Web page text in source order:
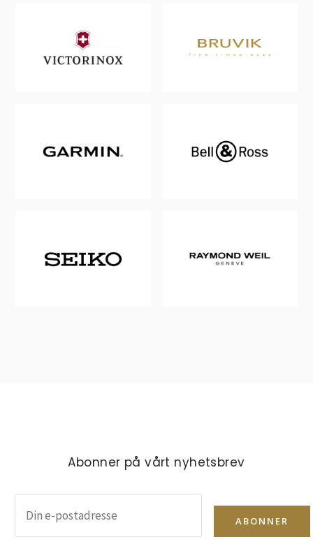
Abonner på vårt nyhetsbrev
ABONNER